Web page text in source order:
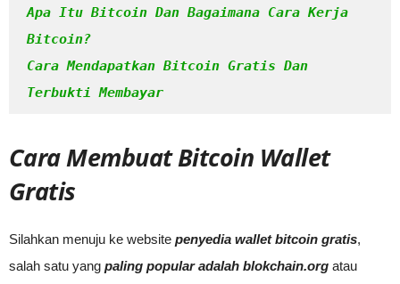
Apa Itu Bitcoin Dan Bagaimana Cara Kerja
Bitcoin?
Cara Mendapatkan Bitcoin Gratis Dan
Terbukti Membayar
Cara Membuat Bitcoin Wallet
Gratis
Silahkan menuju ke website penyedia wallet bitcoin gratis,
salah satu yang paling popular adalah blokchain.org atau